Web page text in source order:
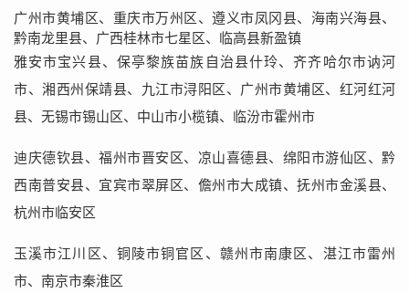
广州市黄埔区、重庆市万州区、遵义市凤冈县、海南兴海县、
黔南龙里县、广西桂林市七星区、临高县新盈镇
雅安市宝兴县、保亭黎族苗族自治县什玲、齐齐哈尔市讷河
市、湘西州保靖县、九江市浔阳区、广州市黄埔区、红河红河
县、无锡市锡山区、中山市小榄镇、临汾市霍州市
迪庆德钦县、福州市晋安区、凉山喜德县、绵阳市游仙区、黔
西南普安县、宜宾市翠屏区、儋州市大成镇、抚州市金溪县、
杭州市临安区
玉溪市江川区、铜陵市铜官区、赣州市南康区、湛江市雷州
市、南京市秦淮区